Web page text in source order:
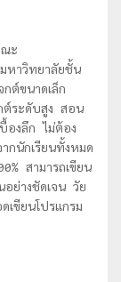
ณะ
หาวิทยาลัยชั้น
ต์ขนาดเล็ก
ต์ระดับสูง สอน
บื้องลึก ไม่ต้อง
กนักเรียนทั้งหมด
สามารถเขียน
อย่างชัดเจน วัย
เขียนโปรแกรม